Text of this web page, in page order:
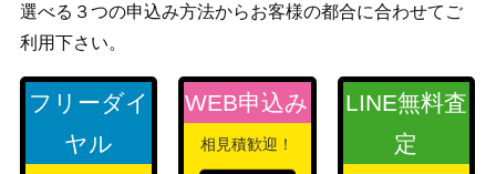
選べる３つの申込み方法からお客様の都合に合わせてご
利用下さい。
フリーダイ
ヤル
WEB申込み
相見積歓迎！
LINE無料査
定